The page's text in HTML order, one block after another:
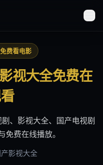
费看电影
视大全免费在
、影视大全、国产电视剧
免费在线播放。
影视大全